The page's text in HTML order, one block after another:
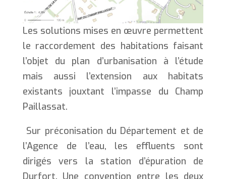
Les solutions mises en œuvre permettent
le raccordement des habitations faisant
l’objet du plan d’urbanisation à l’étude
mais aussi l’extension aux habitats
existants jouxtant l’impasse du Champ
Paillassat.
Sur préconisation du Département et de
l’Agence de l’eau, les effluents sont
dirigés vers la station d’épuration de
Durfort. Une convention entre les deux